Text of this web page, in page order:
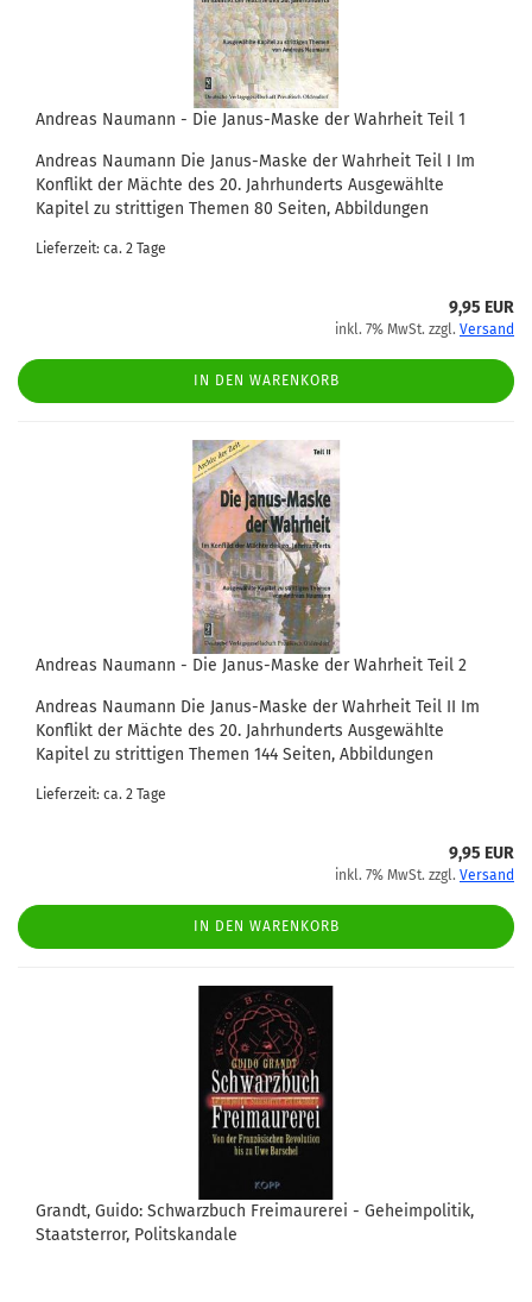
Andreas Naumann - Die Janus-Maske der Wahrheit Teil 1
Andreas Naumann Die Janus-Maske der Wahrheit Teil I Im
Konflikt der Mächte des 20. Jahrhunderts Ausgewählte
Kapitel zu strittigen Themen 80 Seiten, Abbildungen
Lieferzeit: ca. 2 Tage
9,95 EUR
inkl. 7% MwSt. zzgl. Versand
IN DEN WARENKORB
Andreas Naumann - Die Janus-Maske der Wahrheit Teil 2
Andreas Naumann Die Janus-Maske der Wahrheit Teil II Im
Konflikt der Mächte des 20. Jahrhunderts Ausgewählte
Kapitel zu strittigen Themen 144 Seiten, Abbildungen
Lieferzeit: ca. 2 Tage
9,95 EUR
inkl. 7% MwSt. zzgl. Versand
IN DEN WARENKORB
Grandt, Guido: Schwarzbuch Freimaurerei - Geheimpolitik,
Staatsterror, Politskandale